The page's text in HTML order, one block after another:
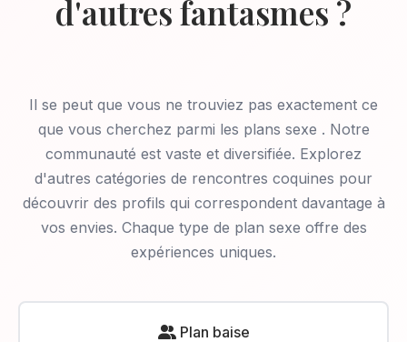
d'autres fantasmes ?
Il se peut que vous ne trouviez pas exactement ce
que vous cherchez parmi les plans sexe . Notre
communauté est vaste et diversifiée. Explorez
d'autres catégories de rencontres coquines pour
découvrir des profils qui correspondent davantage à
vos envies. Chaque type de plan sexe offre des
expériences uniques.
Plan baise